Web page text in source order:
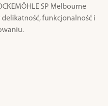
SP Melbourne
delikatność, funkcjonalność i